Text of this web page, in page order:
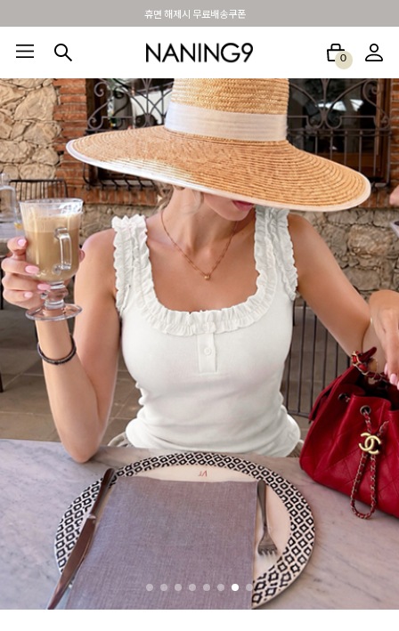
BEST 포토리뷰 - 매주 2명추첨 3만원쿠폰
0
BEST100🤍 NEW5% 베스트재진행 썸머여행룩 아울렛 하객&모임룩